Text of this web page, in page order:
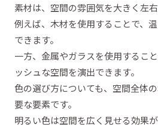
素材は、空間の雰囲気を大きく左右
例えば、木材を使用することで、
できます。
一方、金属やガラスを使用するこ
ッシュな空間を演出できます。
色の選び方についても、空間全体
要な要素です。
明るい色は空間を広く見せる効果